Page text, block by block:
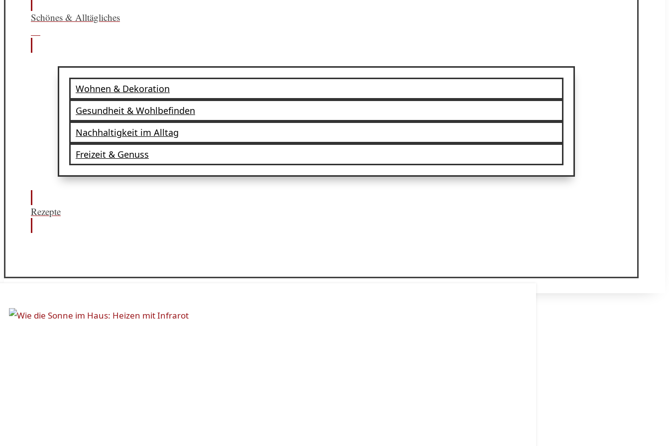
Schönes & Alltägliches
Wohnen & Dekoration
Gesundheit & Wohlbefinden
Nachhaltigkeit im Alltag
Freizeit & Genuss
Rezepte